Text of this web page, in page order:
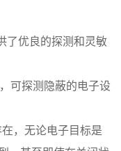
了优良的探测和灵敏
可探测隐蔽的电子设
，无论电子目标是